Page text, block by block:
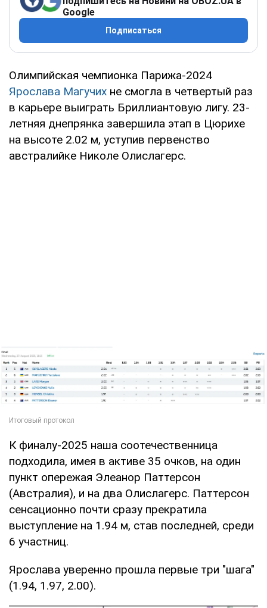
Google
Подписаться
Олимпийская чемпионка Парижа-2024
Ярослава Магучих не смогла в четвертый раз
в карьере выиграть Бриллиантовую лигу. 23-
летняя днепрянка завершила этап в Цюрихе
на высоте 2.02 м, уступив первенство
австралийке Николе Олислагерс.
К финалу-2025 наша соотечественница
подходила, имея в активе 35 очков, на один
пункт опережая Элеанор Паттерсон
(Австралия), и на два Олислагерс. Паттерсон
сенсационно почти сразу прекратила
выступление на 1.94 м, став последней, среди
6 участниц.
Ярослава уверенно прошла первые три "шага"
(1.94, 1.97, 2.00).